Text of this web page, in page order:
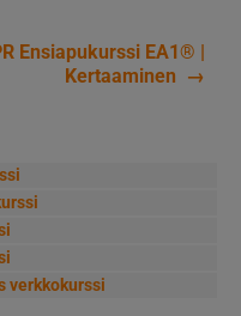
verkkokurssi
Ensiapukurssi EA1® |
Kertaaminen →